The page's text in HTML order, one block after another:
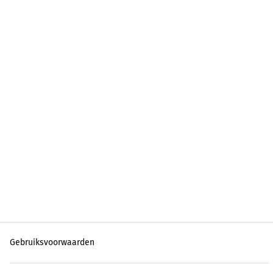
Gebruiksvoorwaarden